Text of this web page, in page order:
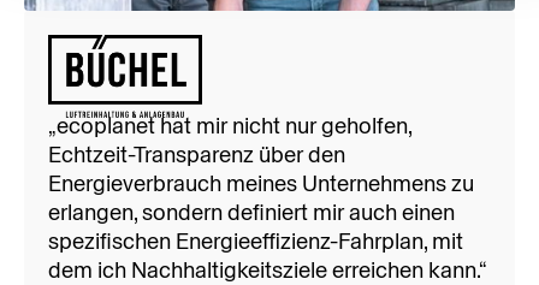
„ecoplanet hat mir nicht nur geholfen,
Echtzeit-Transparenz über den
Energieverbrauch meines Unternehmens zu
erlangen, sondern definiert mir auch einen
spezifischen Energieeffizienz-Fahrplan, mit
dem ich Nachhaltigkeitsziele erreichen kann.“
14%
Energiekosten gesenkt